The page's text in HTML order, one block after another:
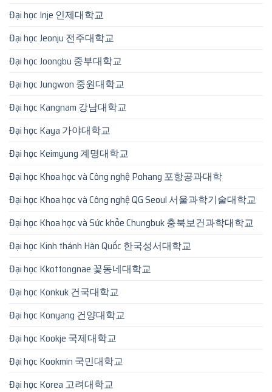
Đại học Inje 인제대학교
Đại học Jeonju 전주대학교
Đại học Joongbu 중부대학교
Đại học Jungwon 중원대학교
Đại học Kangnam 강남대학교
Đại học Kaya 가야대학교
Đại học Keimyung 계명대학교
Đại học Khoa học và Công nghệ Pohang 포항공과대학
Đại học Khoa học và Công nghệ QG Seoul 서울과학기술대학교
Đại học Khoa học và Sức khỏe Chungbuk 충북보건과학대학교
Đại học Kinh thánh Hàn Quốc 한국성서대학교
Đại học Kkottongnae 꽃동네대학교
Đại học Konkuk 건국대학교
Đại học Konyang 건양대학교
Đại học Kookje 국제대학교
Đại học Kookmin 국민대학교
Đại học Korea 고려대학교